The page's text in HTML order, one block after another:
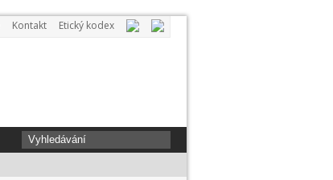
Kontakt Etický kodex